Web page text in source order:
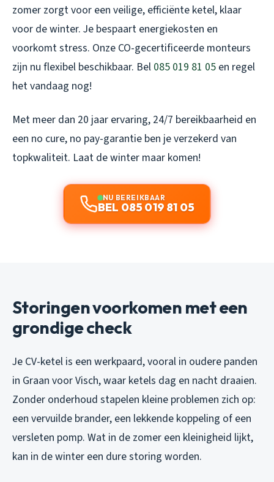
zomer zorgt voor een veilige, efficiënte ketel, klaar
voor de winter. Je bespaart energiekosten en
voorkomt stress. Onze CO-gecertificeerde monteurs
zijn nu flexibel beschikbaar. Bel 085 019 81 05 en regel
het vandaag nog!
Met meer dan 20 jaar ervaring, 24/7 bereikbaarheid en
een no cure, no pay-garantie ben je verzekerd van
topkwaliteit. Laat de winter maar komen!
NU BEREIKBAAR
BEL 085 019 81 05
Storingen voorkomen met een
grondige check
Je CV-ketel is een werkpaard, vooral in oudere panden
in Graan voor Visch, waar ketels dag en nacht draaien.
Zonder onderhoud stapelen kleine problemen zich op:
een vervuilde brander, een lekkende koppeling of een
versleten pomp. Wat in de zomer een kleinigheid lijkt,
kan in de winter een dure storing worden.